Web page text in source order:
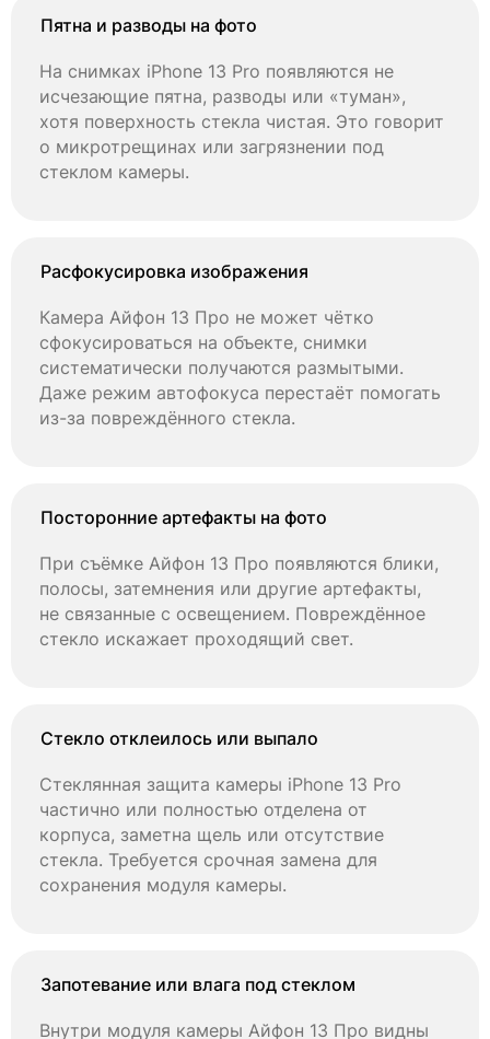
Пятна и разводы на фото
На снимках iPhone 13 Pro появляются не
исчезающие пятна, разводы или «туман»,
хотя поверхность стекла чистая. Это говорит
о микротрещинах или загрязнении под
стеклом камеры.
Расфокусировка изображения
Камера Айфон 13 Про не может чётко
сфокусироваться на объекте, снимки
систематически получаются размытыми.
Даже режим автофокуса перестаёт помогать
из-за повреждённого стекла.
Посторонние артефакты на фото
При съёмке Айфон 13 Про появляются блики,
полосы, затемнения или другие артефакты,
не связанные с освещением. Повреждённое
стекло искажает проходящий свет.
Стекло отклеилось или выпало
Стеклянная защита камеры iPhone 13 Pro
частично или полностью отделена от
корпуса, заметна щель или отсутствие
стекла. Требуется срочная замена для
сохранения модуля камеры.
Запотевание или влага под стеклом
Внутри модуля камеры Айфон 13 Про видны